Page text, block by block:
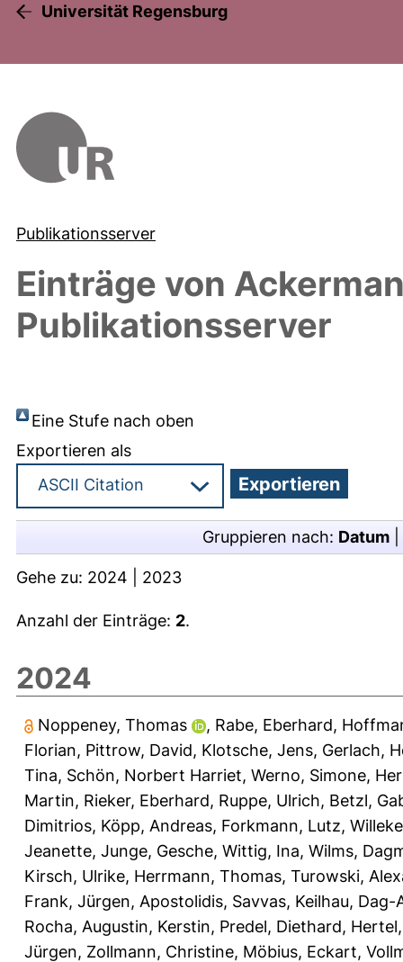
Universität Regensburg
Publikationsserver
Einträge von
Publikationsserver
Eine Stufe nach oben
Exportieren als
Gruppieren nach: Datum
Gehe zu: 2024 2023
Anzahl der Einträge: 2.
2024
Noppeney, Thomas , Rabe, Eberhard,
Florian, Pittrow, David, Klotsche, Jens, Gerlach,
Tina, Schön, Norbert Harriet, Werno, Simone,
Martin, Rieker, Eberhard, Ruppe, Ulrich, Betzl,
Dimitrios, Köpp, Andreas, Forkmann, Lutz,
Jeanette, Junge, Gesche, Wittig, Ina, Wilms,
Kirsch, Ulrike, Herrmann, Thomas, Turowski,
Frank, Jürgen, Apostolidis, Savvas, Keilhau, Dag-
Rocha, Augustin, Kerstin, Predel, Diethard,
Jürgen, Zollmann, Christine, Möbius, Eckart,